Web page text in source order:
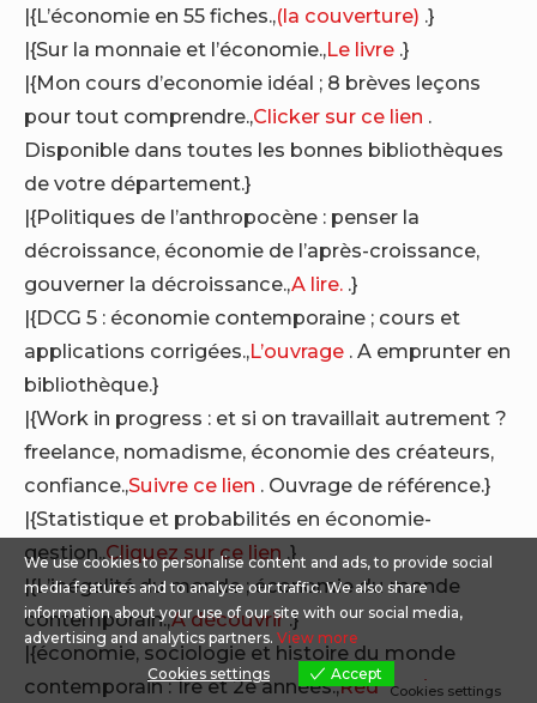
|{L’économie en 55 fiches.,(la couverture) .}
|{Sur la monnaie et l’économie.,Le livre .}
|{Mon cours d’economie idéal ; 8 brèves leçons
pour tout comprendre.,Clicker sur ce lien .
Disponible dans toutes les bonnes bibliothèques
de votre département.}
|{Politiques de l’anthropocène : penser la
décroissance, économie de l’après-croissance,
gouverner la décroissance.,A lire. .}
|{DCG 5 : économie contemporaine ; cours et
applications corrigées.,L’ouvrage . A emprunter en
bibliothèque.}
|{Work in progress : et si on travaillait autrement ?
freelance, nomadisme, économie des créateurs,
confiance.,Suivre ce lien . Ouvrage de référence.}
|{Statistique et probabilités en économie-
gestion.,Cliquez sur ce lien .}
|{L’inégalité du monde ; économie du monde
contemporain.,A découvrir.}
|{économie, sociologie et histoire du monde
contemporain : 1re et 2e années.,Redirection vers
We use cookies to personalise content and ads, to provide social
media features and to analyse our traffic. We also share
information about your use of our site with our social media,
advertising and analytics partners. View more
Cookies settings
Accept
Cookies settings